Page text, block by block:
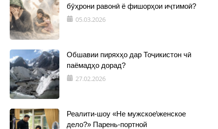
бӯҳрони равонӣ ё фишорҳои иҷтимоӣ?
05.03.2026
Обшавии пиряхҳо дар Тоҷикистон чӣ
паёмадҳо дорад?
27.02.2026
Реалити-шоу «Не мужское\женское
дело?» Парень-портной